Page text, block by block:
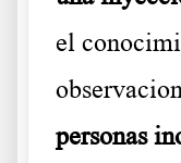
el
personas